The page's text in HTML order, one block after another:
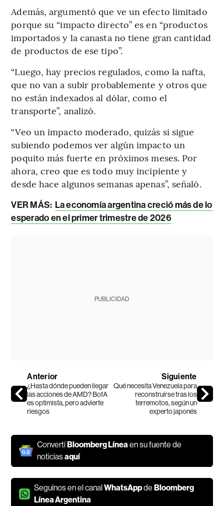
Además, argumentó que ve un efecto limitado
porque su “impacto directo” es en “productos
importados y la canasta no tiene gran cantidad
de productos de ese tipo”.
“Luego, hay precios regulados, como la nafta,
que no van a subir probablemente y otros que
no están indexados al dólar, como el
transporte”, analizó.
“Veo un impacto moderado, quizás si sigue
subiendo podemos ver algún impacto un
poquito más fuerte en próximos meses. Por
ahora, creo que es todo muy incipiente y
desde hace algunos semanas apenas”, señaló.
VER MÁS: La economía argentina creció más de lo
esperado en el primer trimestre de 2026
PUBLICIDAD
Anterior
¿Hasta dónde pueden llegar
las acciones de AMD? BofA
es optimista, pero advierte
riesgos
Siguiente
Qué necesita Venezuela para
reconstruirse tras los
terremotos, según un
experto japonés
ConvertíBloomberg Línea en su fuente de
noticiasaquí
Seguínos en el canalWhatsAppdeBloomberg
Línea Argentina